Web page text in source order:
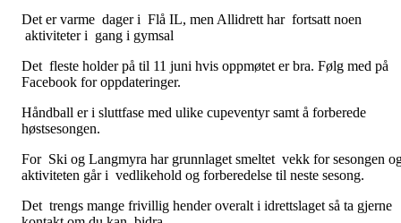
Det er varme dager i Flå IL, men Allidrett har fortsatt noen
aktiviteter i gang i gymsal
Det fleste holder på til 11 juni hvis oppmøtet er bra. Følg med på
Facebook for oppdateringer.
Håndball er i sluttfase med ulike cupeventyr samt å forberede
høstsesongen.
For Ski og Langmyra har grunnlaget smeltet vekk for sesongen
aktiviteten går i vedlikehold og forberedelse til neste sesong.
Det trengs mange frivillig hender overalt i idrettslaget så ta gjerne